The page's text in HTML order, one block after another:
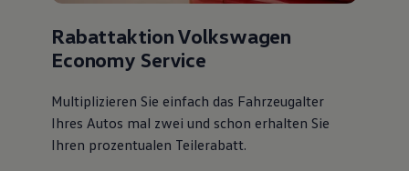
Rabattaktion Volkswagen
Economy Service
Multiplizieren Sie einfach das Fahrzeugalter
Ihres Autos mal zwei und schon erhalten Sie
Ihren prozentualen Teilerabatt.